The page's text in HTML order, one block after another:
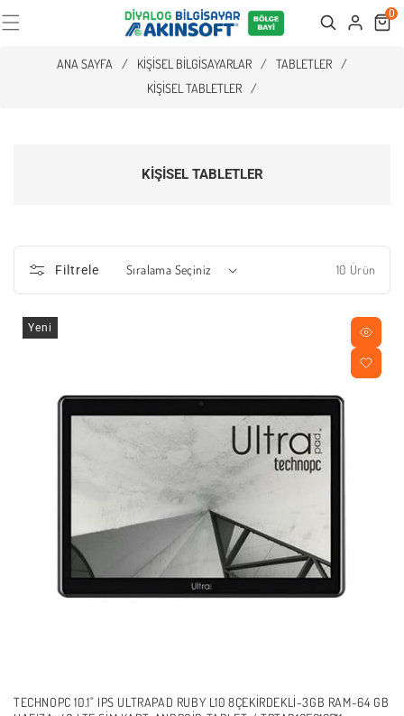
Search Cart
0
ANA SAYFA / KIŞISEL BILGISAYARLAR / TABLETLER /
KIŞISEL TABLETLER /
KIŞISEL TABLETLER
Filtrele 10 Ürün
Yeni
TECHNOPC 10.1" IPS ULTRAPAD RUBY L10 8ÇEKIRDEKLI-3GB RAM-64 GB